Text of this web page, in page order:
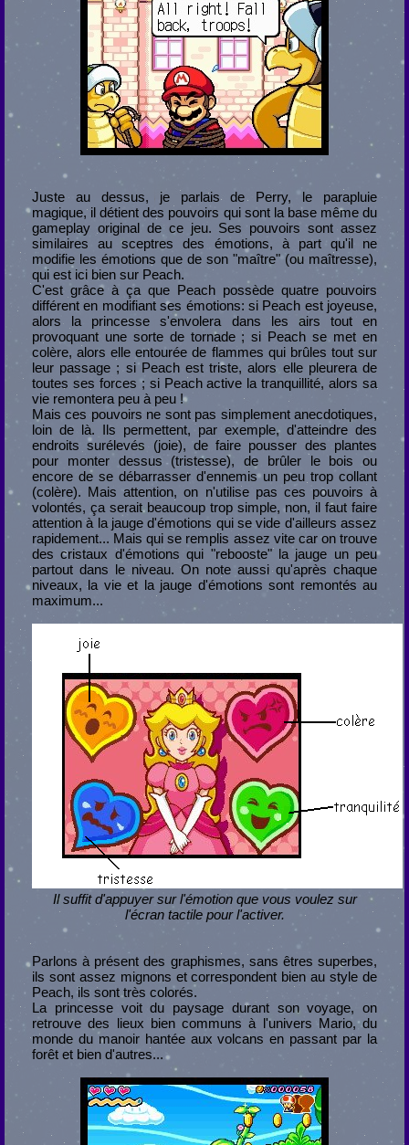
Juste au dessus, je parlais de Perry, le parapluie
magique, il détient des pouvoirs qui sont la base même du
gameplay original de ce jeu. Ses pouvoirs sont assez
similaires au sceptres des émotions, à part qu'il ne
modifie les émotions que de son "maître" (ou maîtresse),
qui est ici bien sur Peach.
C'est grâce à ça que Peach possède quatre pouvoirs
différent en modifiant ses émotions: si Peach est joyeuse,
alors la princesse s'envolera dans les airs tout en
provoquant une sorte de tornade ; si Peach se met en
colère, alors elle entourée de flammes qui brûles tout sur
leur passage ; si Peach est triste, alors elle pleurera de
toutes ses forces ; si Peach active la tranquillité, alors sa
vie remontera peu à peu !
Mais ces pouvoirs ne sont pas simplement anecdotiques,
loin de là. Ils permettent, par exemple, d'atteindre des
endroits surélevés (joie), de faire pousser des plantes
pour monter dessus (tristesse), de brûler le bois ou
encore de se débarrasser d'ennemis un peu trop collant
(colère). Mais attention, on n'utilise pas ces pouvoirs à
volontés, ça serait beaucoup trop simple, non, il faut faire
attention à la jauge d'émotions qui se vide d'ailleurs assez
rapidement... Mais qui se remplis assez vite car on trouve
des cristaux d'émotions qui "rebooste" la jauge un peu
partout dans le niveau. On note aussi qu'après chaque
niveaux, la vie et la jauge d'émotions sont remontés au
maximum...
Il suffit d'appuyer sur l'émotion que vous voulez sur
l'écran tactile pour l'activer.
Parlons à présent des graphismes, sans êtres superbes,
ils sont assez mignons et correspondent bien au style de
Peach, ils sont très colorés.
La princesse voit du paysage durant son voyage, on
retrouve des lieux bien communs à l'univers Mario, du
monde du manoir hantée aux volcans en passant par la
forêt et bien d'autres...